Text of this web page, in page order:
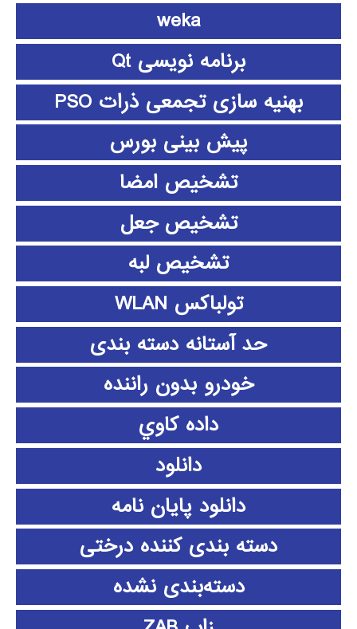
weka
برنامه نویسی Qt
بهنیه سازی تجمعی ذرات PSO
پیش بینی بورس
تشخیص امضا
تشخیص جعل
تشخیص لبه
تولباکس WLAN
حد آستانه دسته بندی
خودرو بدون راننده
داده كاوي
دانلود
دانلود پايان نامه
دسته بندی کننده درختی
دسته‌بندی نشده